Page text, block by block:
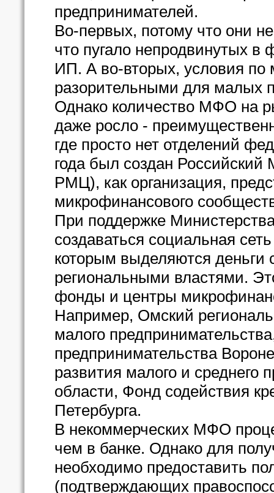
предпринимателей.
Во-первых, потому что они
что пугало непродвинутых в
ИП. А во-вторых, условия по
разорительными для малых
Однако количество МФО на
даже росло -
где просто нет отделений
года был создан
РМЦ), как организация,
микрофинансового
При поддержке
создаваться социальная
которым выделяются деньги
региональными властями.
фонды и центры
Например, Омский
малого
предпринимательства
развития малого и среднего
области, Фонд содействия
Петербурга.
В некоммерческих МФО
чем в банке. Однако для
необходимо предоставить
(подтверждающих